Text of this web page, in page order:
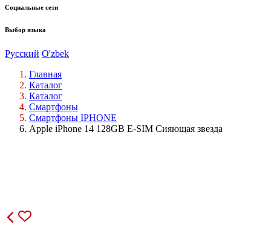
Социальные сети
Выбор языка
Русский O'zbek
Главная
Каталог
Каталог
Смартфоны
Смартфоны IPHONE
Apple iPhone 14 128GB E-SIM Сияющая звезда